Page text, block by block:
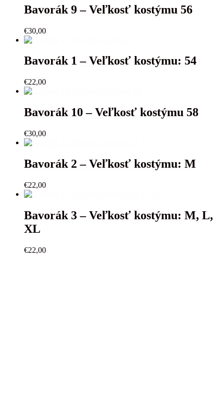
Bavorák 9 – Veľkosť kostýmu 56
€30,00
Bavorák 1 – Veľkosť kostýmu: 54
€22,00
Bavorák 10 – Veľkosť kostýmu 58
€30,00
Bavorák 2 – Veľkosť kostýmu: M
€22,00
Bavorák 3 – Veľkosť kostýmu: M, L,
XL
€22,00